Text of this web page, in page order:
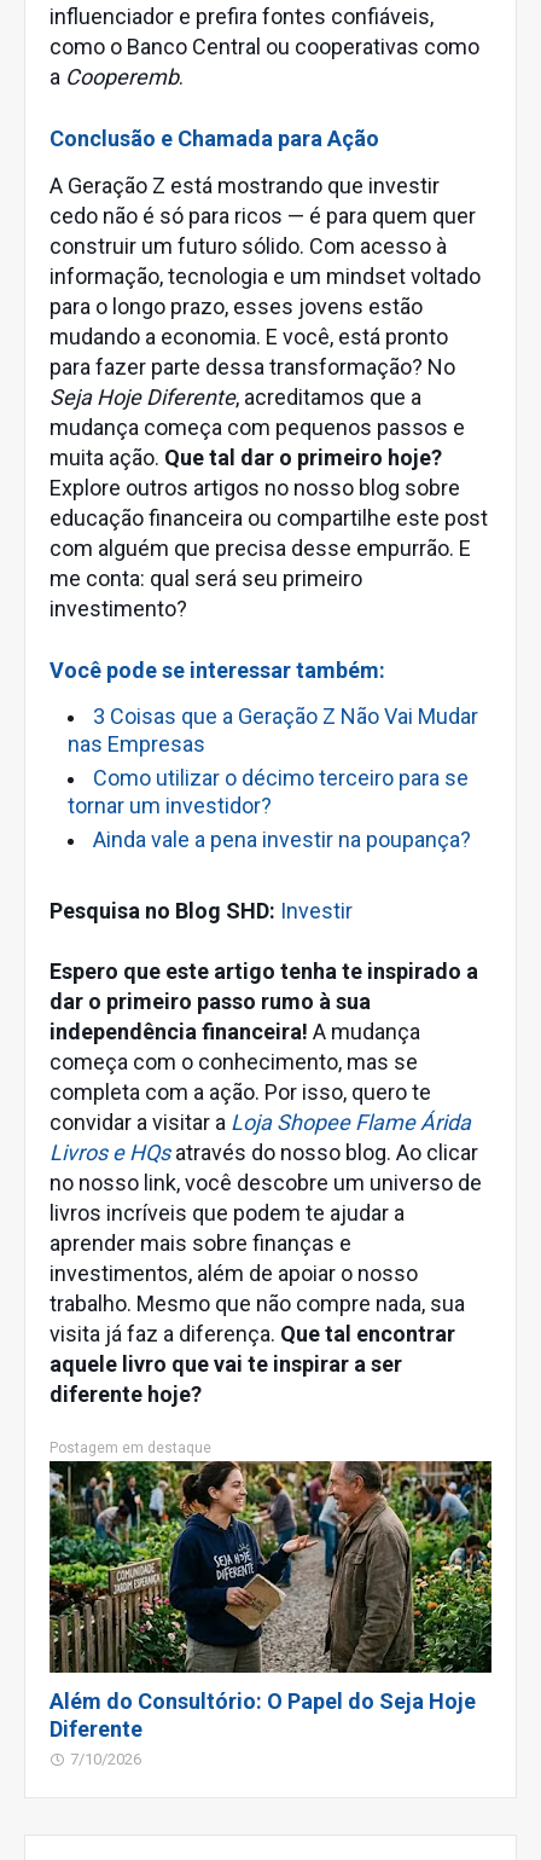
influenciador e prefira fontes confiáveis,
como o Banco Central ou cooperativas como
a Cooperemb.
Conclusão e Chamada para Ação
A Geração Z está mostrando que investir
cedo não é só para ricos — é para quem quer
construir um futuro sólido. Com acesso à
informação, tecnologia e um mindset voltado
para o longo prazo, esses jovens estão
mudando a economia. E você, está pronto
para fazer parte dessa transformação? No
Seja Hoje Diferente, acreditamos que a
mudança começa com pequenos passos e
muita ação. Que tal dar o primeiro hoje?
Explore outros artigos no nosso blog sobre
educação financeira ou compartilhe este post
com alguém que precisa desse empurrão. E
me conta: qual será seu primeiro
investimento?
Você pode se interessar também:
3 Coisas que a Geração Z Não Vai Mudar
nas Empresas
Como utilizar o décimo terceiro para se
tornar um investidor?
Ainda vale a pena investir na poupança?
Pesquisa no Blog SHD: Investir
Espero que este artigo tenha te inspirado a
dar o primeiro passo rumo à sua
independência financeira! A mudança
começa com o conhecimento, mas se
completa com a ação. Por isso, quero te
convidar a visitar a Loja Shopee Flame Árida
Livros e HQsatravés do nosso blog. Ao clicar
no nosso link, você descobre um universo de
livros incríveis que podem te ajudar a
aprender mais sobre finanças e
investimentos, além de apoiar o nosso
trabalho. Mesmo que não compre nada, sua
visita já faz a diferença. Que tal encontrar
aquele livro que vai te inspirar a ser
diferente hoje?
Postagem em destaque
Além do Consultório: O Papel do Seja Hoje
Diferente
7/10/2026